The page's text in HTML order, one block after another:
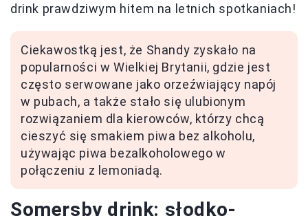
drink prawdziwym hitem na letnich spotkaniach!
Ciekawostką jest, że Shandy zyskało na
popularności w Wielkiej Brytanii, gdzie jest
często serwowane jako orzeźwiający napój
w pubach, a także stało się ulubionym
rozwiązaniem dla kierowców, którzy chcą
cieszyć się smakiem piwa bez alkoholu,
używając piwa bezalkoholowego w
połączeniu z lemoniadą.
Somersby drink: słodko-